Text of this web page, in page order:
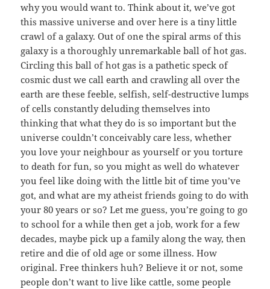
why you would want to. Think about it, we’ve got
this massive universe and over here is a tiny little
crawl of a galaxy. Out of one the spiral arms of this
galaxy is a thoroughly unremarkable ball of hot gas.
Circling this ball of hot gas is a pathetic speck of
cosmic dust we call earth and crawling all over the
earth are these feeble, selfish, self-destructive lumps
of cells constantly deluding themselves into
thinking that what they do is so important but the
universe couldn’t conceivably care less, whether
you love your neighbour as yourself or you torture
to death for fun, so you might as well do whatever
you feel like doing with the little bit of time you’ve
got, and what are my atheist friends going to do with
your 80 years or so? Let me guess, you’re going to go
to school for a while then get a job, work for a few
decades, maybe pick up a family along the way, then
retire and die of old age or some illness. How
original. Free thinkers huh? Believe it or not, some
people don’t want to live like cattle, some people